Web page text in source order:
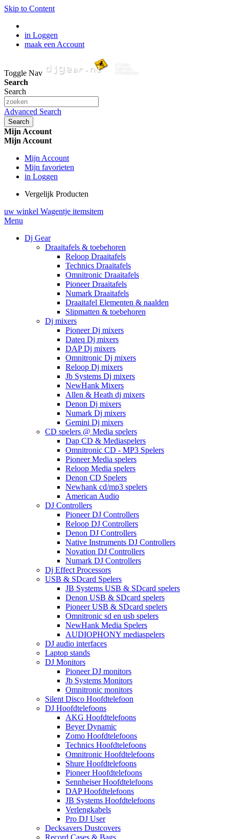
Skip to Content
in Loggen
maak een Account
Toggle Nav
Search
Search
Advanced Search
Search
Mijn Account
Mijn Account
Mijn Account
Mijn favorieten
in Loggen
Vergelijk Producten
uw winkel Wagentje itemsitem
Menu
Dj Gear
Draaitafels & toebehoren
Reloop Draaitafels
Technics Draaitafels
Omnitronic Draaitafels
Pioneer Draaitafels
Numark Draaitafels
Draaitafel Elementen & naalden
Slipmatten & toebehoren
Dj mixers
Pioneer Dj mixers
Dateq Dj mixers
DAP Dj mixers
Omnitronic Dj mixers
Reloop Dj mixers
Jb Systems Dj mixers
NewHank Mixers
Allen & Heath dj mixers
Denon Dj mixers
Numark Dj mixers
Gemini Dj mixers
CD spelers @ Media spelers
Dap CD & Mediaspelers
Omnitronic CD - MP3 Spelers
Pioneer Media spelers
Reloop Media spelers
Denon CD Spelers
Newhank cd/mp3 spelers
American Audio
DJ Controllers
Pioneer DJ Controllers
Reloop DJ Controllers
Denon DJ Controllers
Native Instruments DJ Controllers
Novation DJ Controllers
Numark DJ Controllers
Dj Effect Processors
USB & SDcard Spelers
JB Systems USB & SDcard spelers
Denon USB & SDcard spelers
Pioneer USB & SDcard spelers
Omnitronic sd en usb spelers
NewHank Media Spelers
AUDIOPHONY mediaspelers
DJ audio interfaces
Laptop stands
DJ Monitors
Pioneer DJ monitors
Jb Systems Monitors
Omnitronic monitors
Silent Disco Hoofdtelefoon
DJ Hoofdtelefoons
AKG Hoofdtelefoons
Beyer Dynamic
Zomo Hoofdtelefoons
Technics Hoofdtelefoons
Omnitronic Hoofdtelefoons
Shure Hoofdtelefoons
Pioneer Hoofdtelefoons
Sennheiser Hoofdtelefoons
DAP Hoofdtelefoons
JB Systems Hoofdtelefoons
Verlengkabels
Pro DJ User
Decksavers Dustcovers
Record Cases & Bags